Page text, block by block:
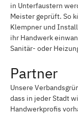
in Unterfaustern
Meister geprüft. So
Klempner und
ihr Handwerk
Sanitär- oder
Partner
Unsere
dass in jeder Stadt
Handwerkprofis